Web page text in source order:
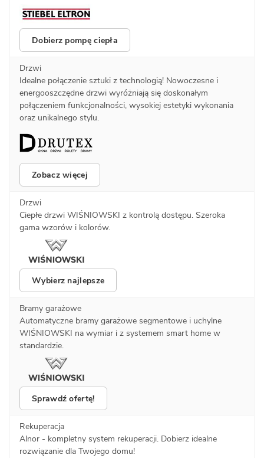
Dobierz pompę ciepła
Drzwi
Idealne połączenie sztuki z technologią! Nowoczesne i
energooszczędne drzwi wyróżniają się doskonałym
połączeniem funkcjonalności, wysokiej estetyki wykonania
oraz unikalnego stylu.
Zobacz więcej
Drzwi
Ciepłe drzwi WIŚNIOWSKI z kontrolą dostępu. Szeroka
gama wzorów i kolorów.
Wybierz najlepsze
Bramy garażowe
Automatyczne bramy garażowe segmentowe i uchylne
WIŚNIOWSKI na wymiar i z systemem smart home w
standardzie.
Sprawdź ofertę!
Rekuperacja
Alnor - kompletny system rekuperacji. Dobierz idealne
rozwiązanie dla Twojego domu!